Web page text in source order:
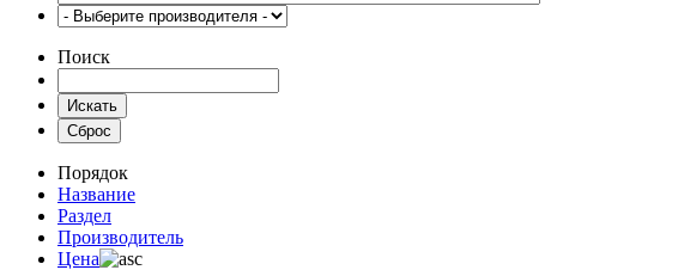
Поиск
Порядок
Название
Раздел
Производитель
Цена